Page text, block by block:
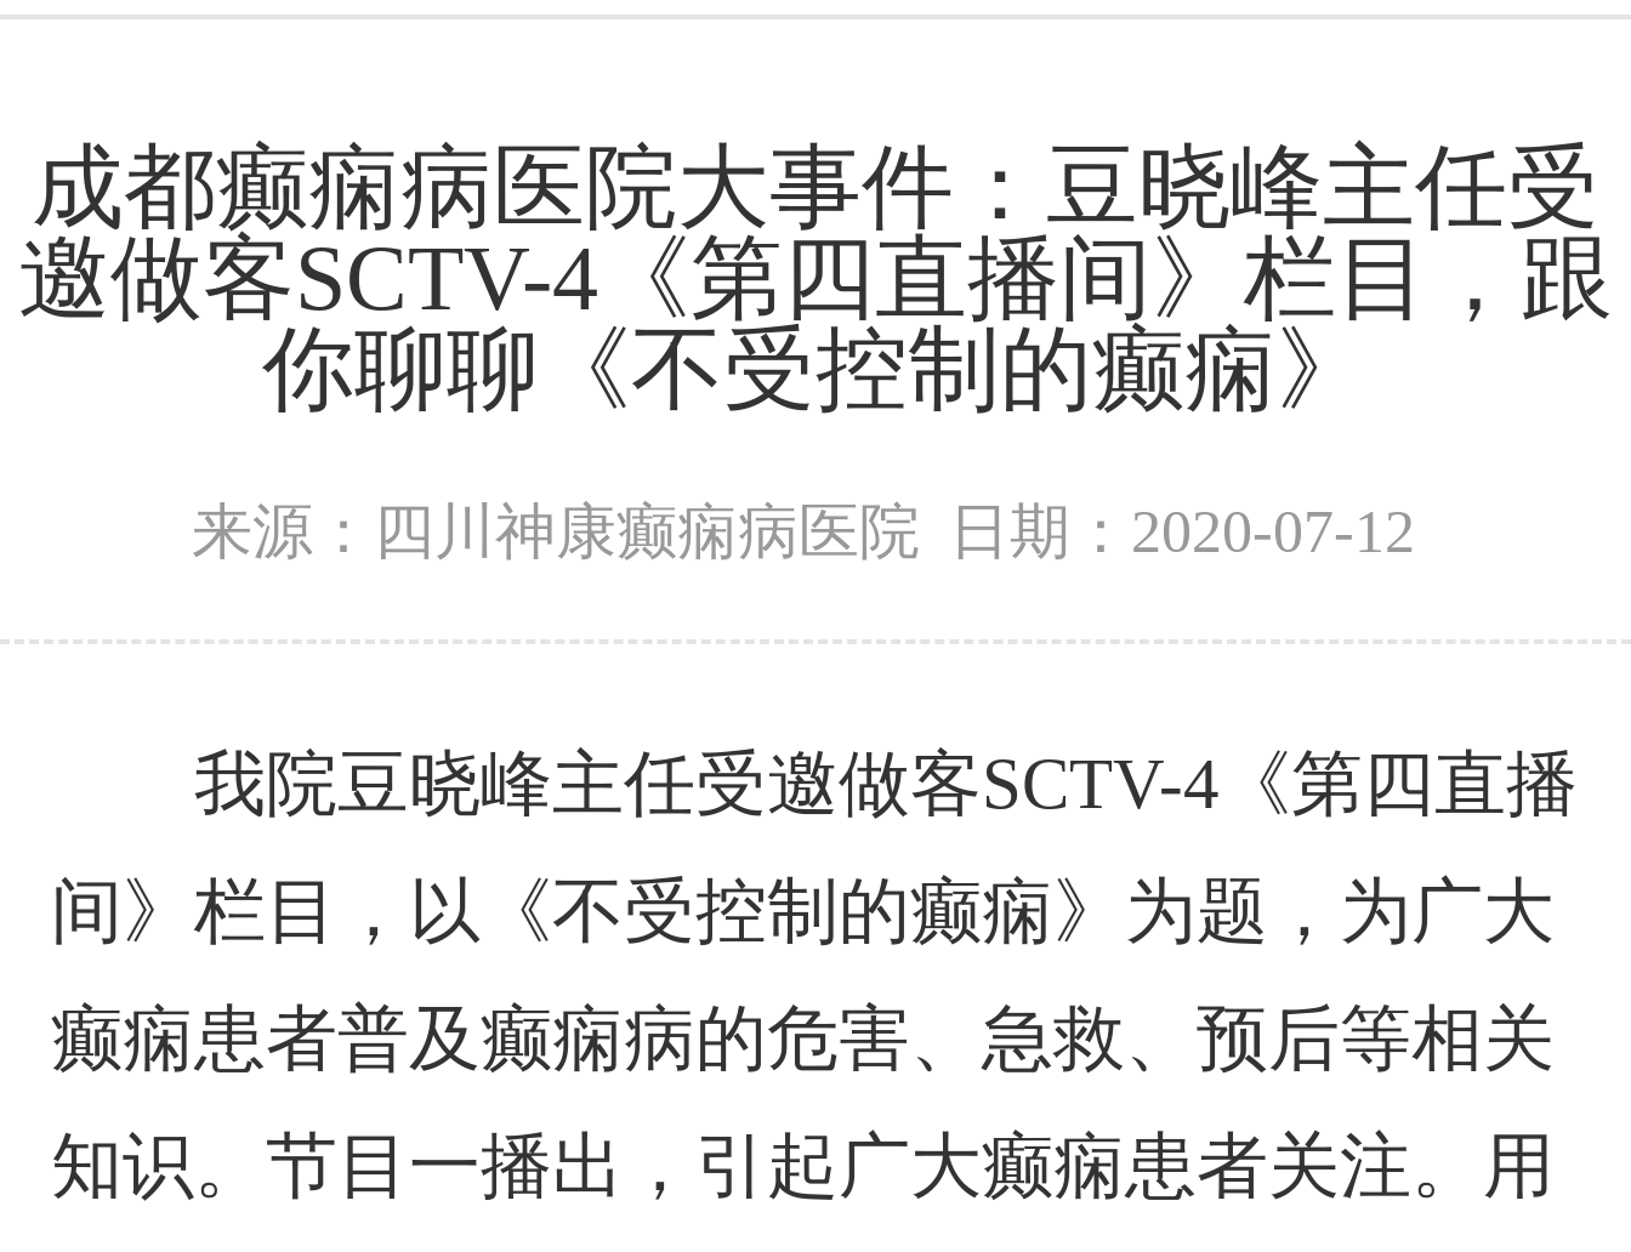
成都癫痫病医院大事件：豆晓峰主任受
邀做客SCTV-4《第四直播间》栏目，跟
你聊聊《不受控制的癫痫》
来源：四川神康癫痫病医院 日期：2020-07-12
我院豆晓峰主任受邀做客SCTV-4《第四直播
间》栏目，以《不受控制的癫痫》为题，为广大
癫痫患者普及癫痫病的危害、急救、预后等相关
知识。节目一播出，引起广大癫痫患者关注。用